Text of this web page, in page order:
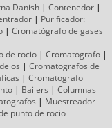
Danish| Contenedor|
| Purificador:
| Cromatógrafode gases
de rocio | Cromatografo |
| Cromatografos de
| Cromatografo
| Bailers | Columnas
| Muestreador
punto de rocio